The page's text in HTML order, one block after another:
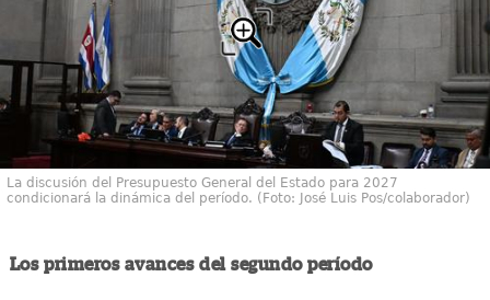
La discusión del Presupuesto General del Estado para 2027
condicionará la dinámica del período. (Foto: José Luis Pos/colaborador)
Los primeros avances del segundo período